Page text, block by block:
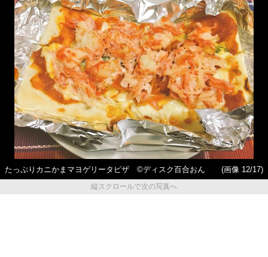
たっぷりカニかまマヨゲリータピザ ©ディスク百合おん
(画像 12/17)
縦スクロールで次の写真へ